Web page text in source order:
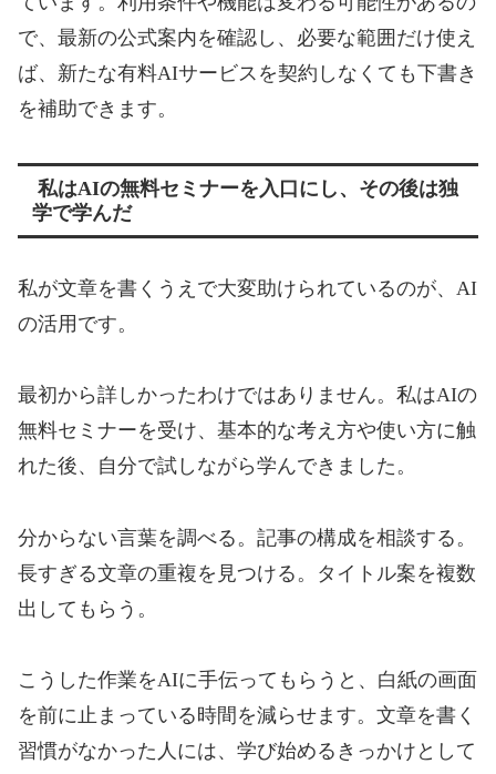
で、最新の公式案内を確認し、必要な範囲だけ使え
ば、新たな有料AIサービスを契約しなくても下書き
を補助できます。
私はAIの無料セミナーを入口にし、その後は独
学で学んだ
私が文章を書くうえで大変助けられているのが、AI
の活用です。
最初から詳しかったわけではありません。私はAIの
無料セミナーを受け、基本的な考え方や使い方に触
れた後、自分で試しながら学んできました。
分からない言葉を調べる。記事の構成を相談する。
長すぎる文章の重複を見つける。タイトル案を複数
出してもらう。
こうした作業をAIに手伝ってもらうと、白紙の画面
を前に止まっている時間を減らせます。文章を書く
習慣がなかった人には、学び始めるきっかけとして